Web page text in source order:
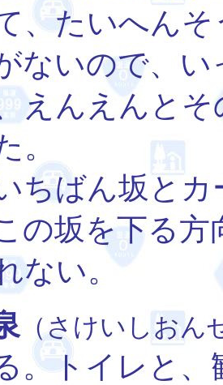
、たいへん
ないので、
えんえんと
。
ちばん坂とカ
の坂を下る
ない。
（さけいしおん
。トイレと、